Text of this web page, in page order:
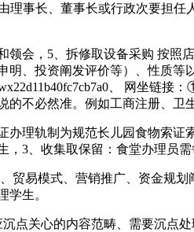
理事长、董事长或行政次要担
，5、拆修取设备采购 按照
、投资阐发评价等）、性质
、 网坐链
不必然准。例如工商注册、卫
轨制为规范长儿园食物索证
3、收集取保留：食堂办理员
易模式、营销推广、资金规划
学生。
关心的内容范畴、需要沉点